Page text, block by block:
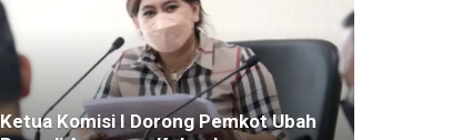
Ketua Komisi I Dorong Pemkot Ubah